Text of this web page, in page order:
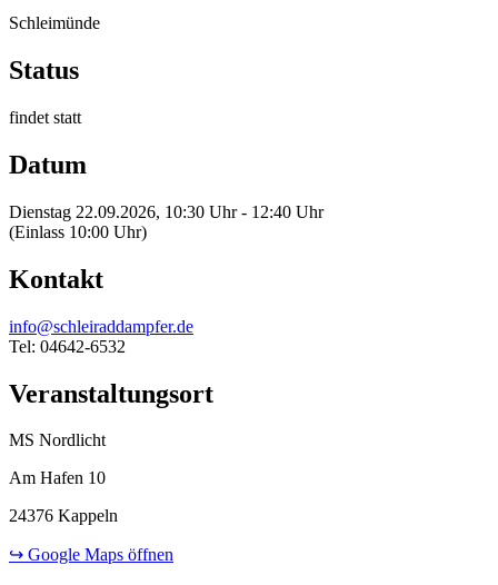
Schleimünde
Status
findet statt
Datum
Dienstag 22.09.2026, 10:30 Uhr - 12:40 Uhr
(Einlass 10:00 Uhr)
Kontakt
info@schleiraddampfer.de
Tel: 04642-6532
Veranstaltungsort
MS Nordlicht
Am Hafen 10
24376 Kappeln
↪ Google Maps öffnen